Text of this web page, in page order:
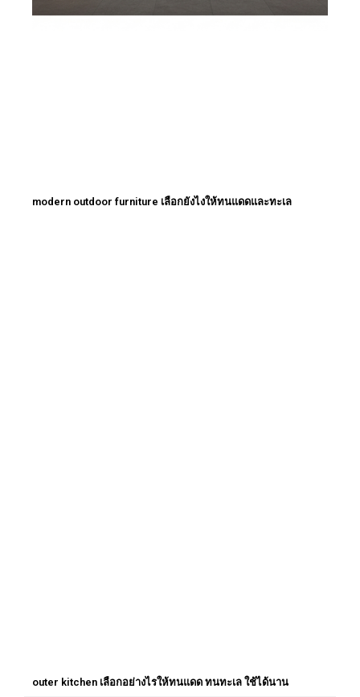
modern outdoor furniture เลือกยังไงให้ทนแดดและทะเล
outer kitchen เลือกอย่างไรให้ทนแดด ทนทะเล ใช้ได้นาน